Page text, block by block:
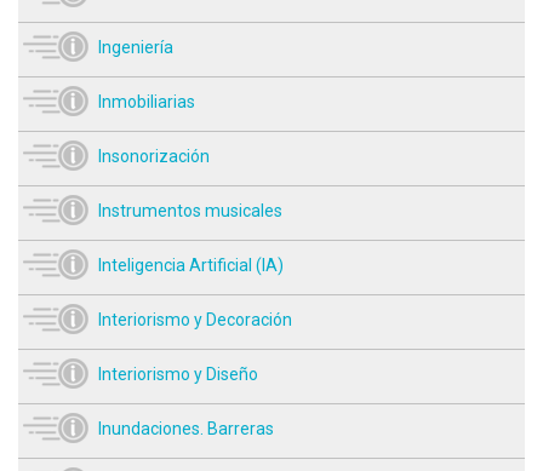
Ingeniería
Inmobiliarias
Insonorización
Instrumentos musicales
Inteligencia Artificial (IA)
Interiorismo y Decoración
Interiorismo y Diseño
Inundaciones. Barreras